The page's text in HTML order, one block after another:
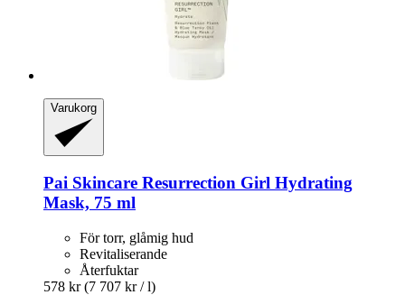
Varukorg
Pai Skincare Resurrection Girl Hydrating
Mask, 75 ml
För torr, glåmig hud
Revitaliserande
Återfuktar
578 kr (7 707 kr / l)